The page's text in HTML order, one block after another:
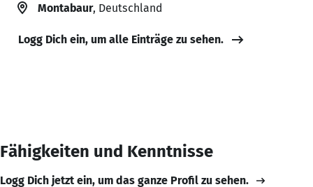
Montabaur, Deutschland
Logg Dich ein, um alle Einträge zu sehen.
Fähigkeiten und Kenntnisse
Logg Dich jetzt ein, um das ganze Profil zu sehen.